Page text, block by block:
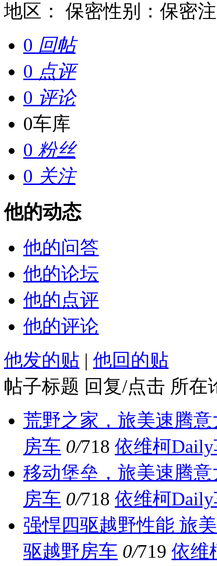
地区： 保密性别：保密
0 回帖
0 点评
0 评论
0车库
0 粉丝
0 关注
他的动态
他的问答
他的论坛
他的点评
他的评论
他发的贴 | 他回的贴
帖子标题 回复/点击 所在
荒野之家，旅美速腾
房车 0/718 依维柯
移动堡垒，旅美速腾
房车 0/718 依维柯
强悍四驱越野性能 旅
驱越野房车 0/719 依维